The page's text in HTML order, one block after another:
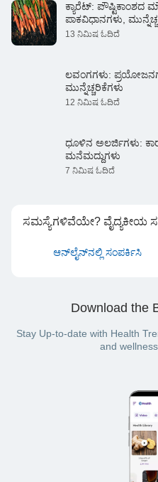
ಕ್ಯಾರೆಟ್: ಪೌಷ್ಟಿಕಾಂಶದ
ಪಾಕವಿಧಾನಗಳು,
13 ನಿಮಿಷ ಓದಿದೆ
ಲವಂಗಗಳು:
ಮುನ್ನೆಚ್ಚರಿಕೆಗಳು
12 ನಿಮಿಷ ಓದಿದೆ
ಧೂಳಿನ ಅಲರ್ಜಿಗಳು:
ಮನೆಮದ್ದುಗಳು
7 ನಿಮಿಷ ಓದಿದೆ
ಸಮಸ್ಯೆಗಳಿವೆಯೇ? ವೈದ್ಯಕೀಯ
ಆನ್‌ಲೈನ್‌ನಲ್ಲಿ ಸಂಪರ್ಕಿಸಿ
Download the
Stay Up-to-date with Health
and